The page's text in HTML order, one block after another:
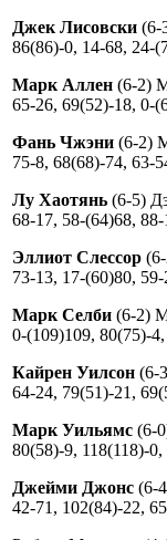
Джек Лисовски (6-
86(86)-0, 14-68, 24-
Марк Аллен (6-2)
65-26, 69(52)-18, 0-
Фань Чжэни (6-2)
75-8, 68(68)-74, 63-
Лу Хаотянь (6-5)
68-17, 58-(64)68,
Эллиот Слессор
73-13, 17-(60)80,
Марк Селби (6-2)
0-(109)109, 80(75)-
Кайрен Уилсон (6-
64-24, 79(51)-21,
Марк Уильямс (6-
80(58)-9, 118(118)-
Джейми Джонс (6-
42-71, 102(84)-22,